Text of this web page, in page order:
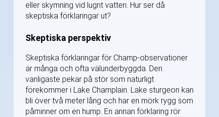
eller skymning vid lugnt vatten. Hur ser då
skeptiska förklaringar ut?
Skeptiska perspektiv
Skeptiska förklaringar för Champ-observationer
är många och ofta välunderbyggda. Den
vanligaste pekar på stör som naturligt
förekommer i Lake Champlain. Lake sturgeon kan
bli över två meter lång och har en mörk rygg som
påminner om en hump. En annan förklaring rör